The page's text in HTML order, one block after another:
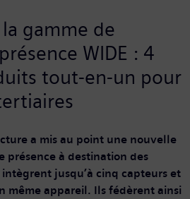
gamme de
WIDE : 4
tout-en-un pour
a mis au point une nouvelle
présence à destination des
jusqu’à cinq capteurs et
même appareil. Ils fédèrent ainsi